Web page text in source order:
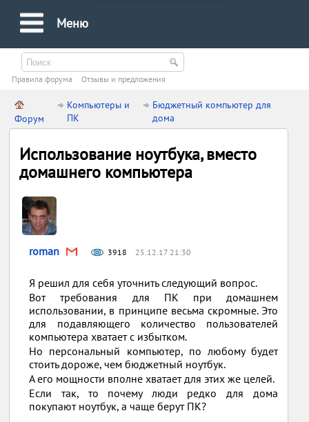
Меню
Правила форума Oтзывы и предложения
Форум
Компьютеры и
ПК
Бюджетный компьютер для
дома
Использование ноутбука, вместо
домашнего компьютера
roman 3918 25.12.17 21:30
Я решил для себя уточнить следующий вопрос.
Вот требования для ПК при домашнем
использовании, в принципе весьма скромные. Это
для подавляющего количество пользователей
компьютера хватает с избытком.
Но персональный компьютер, по любому будет
стоить дороже, чем бюджетный ноутбук.
А его мощности вполне хватает для этих же целей.
Если так, то почему люди редко для дома
покупают ноутбук, а чаще берут ПК?